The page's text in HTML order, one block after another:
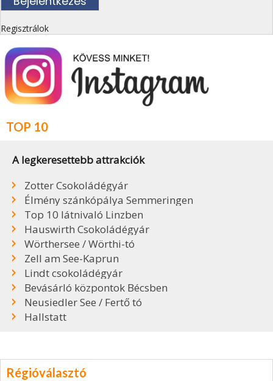
Regisztrálok
TOP 10
A legkeresettebb attrakciók
Zotter Csokoládégyár
Élmény szánkópálya Semmeringen
Top 10 látnivaló Linzben
Hauswirth Csokoládégyár
Wörthersee / Wörthi-tó
Zell am See-Kaprun
Lindt csokoládégyár
Bevásárló központok Bécsben
Neusiedler See / Fertő tó
Hallstatt
Régióválasztó